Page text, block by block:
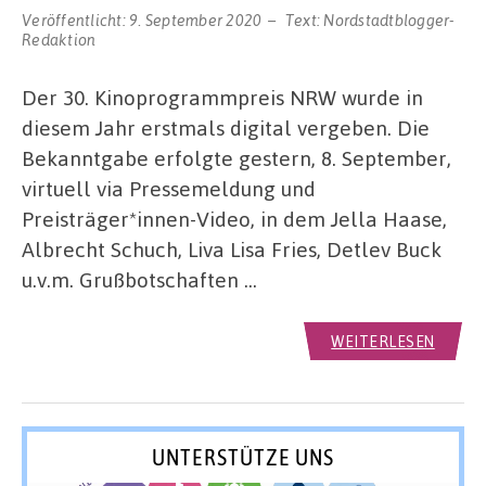
Veröffentlicht: 9. September 2020 Text: Nordstadtblogger-
Redaktion
Der 30. Kinoprogrammpreis NRW wurde in
diesem Jahr erstmals digital vergeben. Die
Bekanntgabe erfolgte gestern, 8. September,
virtuell via Pressemeldung und
Preisträger*innen-Video, in dem Jella Haase,
Albrecht Schuch, Liva Lisa Fries, Detlev Buck
u.v.m. Grußbotschaften …
WEITERLESEN
UNTERSTÜTZE UNS